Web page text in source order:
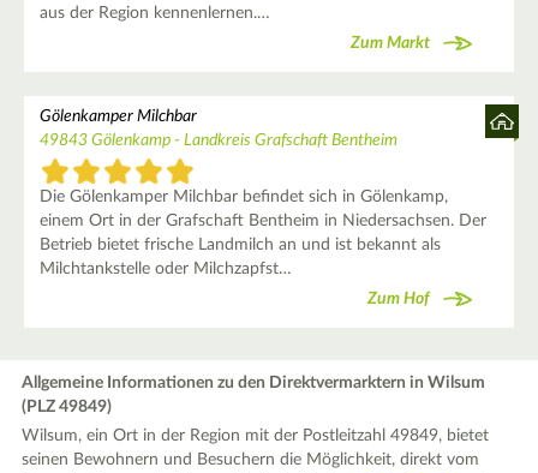
aus der Region kennenlernen.…
Zum Markt
Gölenkamper Milchbar
49843 Gölenkamp - Landkreis Grafschaft Bentheim
Die Gölenkamper Milchbar befindet sich in Gölenkamp,
einem Ort in der Grafschaft Bentheim in Niedersachsen. Der
Betrieb bietet frische Landmilch an und ist bekannt als
Milchtankstelle oder Milchzapfst…
Zum Hof
Allgemeine Informationen zu den Direktvermarktern in Wilsum
(PLZ 49849)
Wilsum, ein Ort in der Region mit der Postleitzahl 49849, bietet
seinen Bewohnern und Besuchern die Möglichkeit, direkt vom